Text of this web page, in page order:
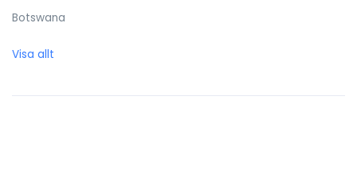
Botswana
Brunei Darussalam
Visa allt